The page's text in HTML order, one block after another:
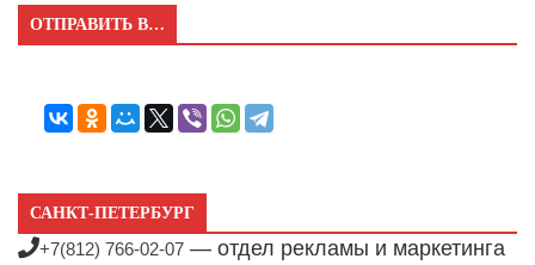
ОТПРАВИТЬ В…
САНКТ-ПЕТЕРБУРГ
+7(812) 766-02-07 — отдел рекламы и маркетинга